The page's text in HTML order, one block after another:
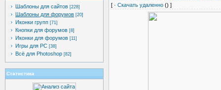
Шаблоны для сайтов [228]
Шаблоны для форумов [20]
Иконки групп [71]
Кнопки для форумов [8]
Иконки для форумов [11]
Игры для PC [38]
Всё для Photoshop [82]
Статистика
[ · Скачать удаленно () ]